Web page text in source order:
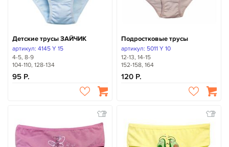
Детские трусы ЗАЙЧИК
артикул: 4145 Y 15
4-5, 8-9
104-110, 128-134
95
Подростковые трусы
артикул: 5011 Y 10
12-13, 14-15
152-158, 164
120